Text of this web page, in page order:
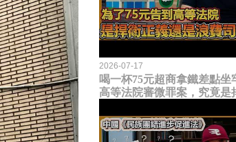
2026-07-17
喝一杯75元超商拿鐵差點坐
高等法院審微罪案，究竟是